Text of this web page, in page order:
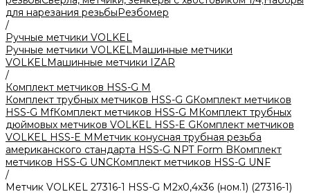
для нарезания резьбыРезбомер
/
Ручные метчики VOLKEL
Ручные метчики VOLKELМашинные метчики
VOLKELМашинные метчики IZAR
/
Комплект метчиков HSS-G M
Комплект трубных метчиков HSS-G GКомплект метчиков
HSS-G MfКомплект метчиков HSS-G MКомплект трубных
дюймовых метчиков VOLKEL HSS-E GКомплект метчиков
VOLKEL HSS-E MМетчик конусная трубная резьба
американского стандарта HSS-G NPT Form BКомплект
метчиков HSS-G UNCКомплект метчиков HSS-G UNF
/
Метчик VOLKEL 27316-1 HSS-G M2x0,4х36 (ном.1) (27316-1)